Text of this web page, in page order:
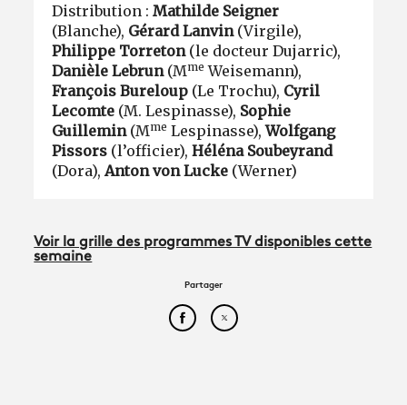
Distribution :Mathilde Seigner
(Blanche), Gérard Lanvin(Virgile),
Philippe Torreton(le docteur Dujarric),
Danièle Lebrun(Mme Weisemann),
François Bureloup (Le Trochu), Cyril
Lecomte (M. Lespinasse), Sophie
Guillemin(Mme Lespinasse),Wolfgang
Pissors (l’officier),Héléna Soubeyrand
(Dora),Anton von Lucke (Werner)
Voir la grille des programmes TV disponibles cette
semaine
Partager
Partager cet article sur
Partager cet article sur